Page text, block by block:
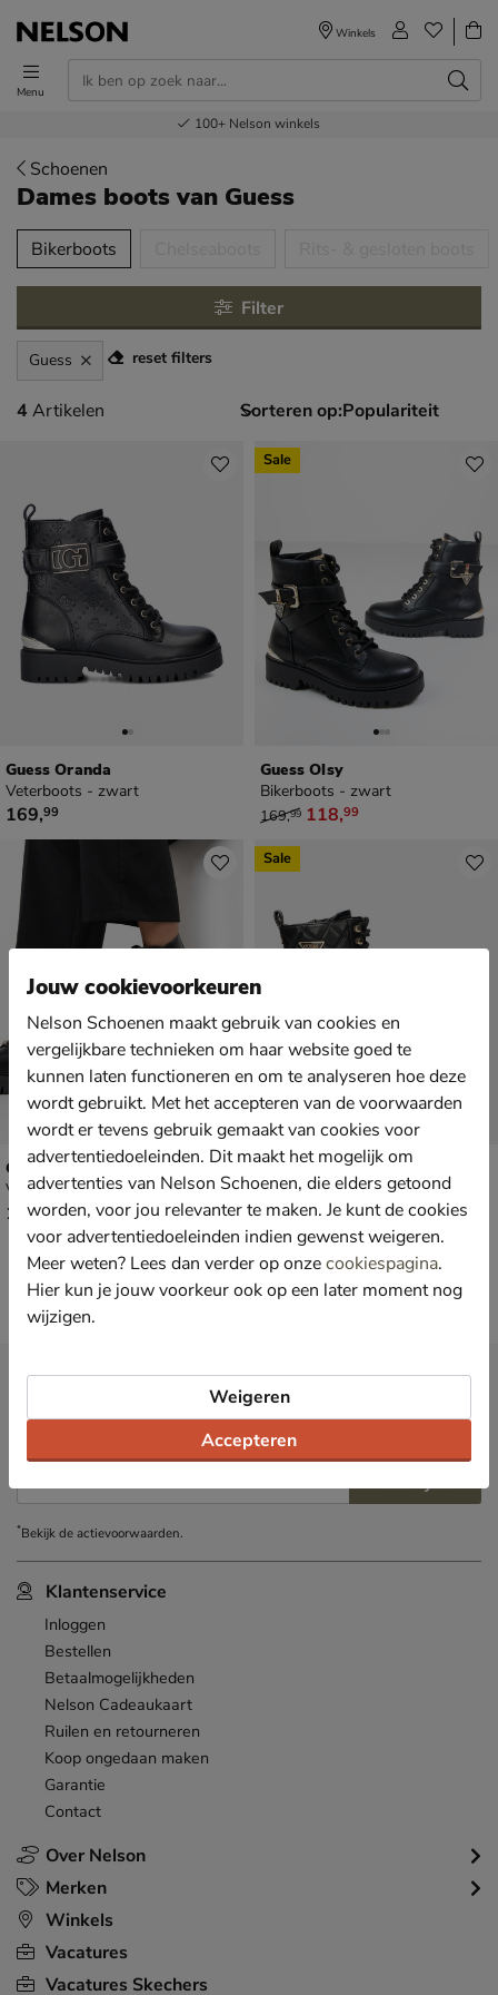
Menu
Winkels
Voor 23.00u besteld,volgende dag in huis
Gratisverzending en retour
Bestel nu,betaal later
100+ Nelson winkels
Schoenen
Dames bootsvan Guess
over
Bikerboots
Filter
Guess reset filters
4 artikelen
4 Artikelen Sorteren op:
Guess Oranda
Veterboots - zwart
€ 169,99
169,99
Guess Olsy
Bikerboots - zwart
van € 169,99 voor € 118,99
169,99 118,99
Sale
Guess Fiona
Veterboots - zwart
€ 189,99
189,99
Guess Badae
Veterboots - zwart
van € 169,99 voor € 118,99
169,99 118, 99
Sale
Over Nelson
Klantenservice
Inloggen
Bestellen
Betaalmogelijkheden
Nelson Cadeaukaart
Ruilen en retourneren
Koop ongedaan maken
Garantie
Contact
Merken
Winkels
Vacatures
Vacatures Skechers
Nieuwsbrief
Ontvang € 10,- welkomstkorting*en blijf op de hoogte van leuke
E-mailadres Inschrijven
*Bekijk deactievoorwaarden.
Jouw cookievoorkeuren
Nelson Schoenen maakt gebruik van cookies en
vergelijkbare technieken om haar website goed te
kunnen laten functioneren en om te analyseren hoe deze
wordt gebruikt. Met het accepteren van de voorwaarden
wordt er tevens gebruik gemaakt van cookies voor
advertentiedoeleinden. Dit maakt het mogelijk om
advertenties van Nelson Schoenen, die elders getoond
worden, voor jou relevanter te maken. Je kunt de cookies
voor advertentiedoeleinden indien gewenst weigeren.
Meer weten? Lees dan verder op onzecookiespagina.
Hier kun je jouw voorkeur ook op een later moment nog
wijzigen.
Accepteren
Weigeren